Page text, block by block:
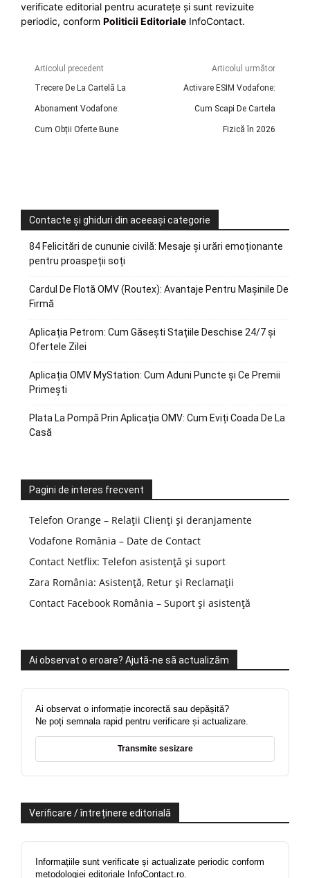
verificate editorial pentru acuratețe și sunt revizuite
periodic, conform Politicii Editoriale InfoContact.
Articolul precedent
Trecere De La Cartelă La
Abonament Vodafone:
Cum Obții Oferte Bune
Articolul următor
Activare ESIM Vodafone:
Cum Scapi De Cartela
Fizică în 2026
Contacte și ghiduri din aceeași categorie
84 Felicitări de cununie civilă: Mesaje și urări emoționante
pentru proaspeții soți
Cardul De Flotă OMV (Routex): Avantaje Pentru Mașinile De
Firmă
Aplicația Petrom: Cum Găsești Stațiile Deschise 24/7 și
Ofertele Zilei
Aplicația OMV MyStation: Cum Aduni Puncte și Ce Premii
Primești
Plata La Pompă Prin Aplicația OMV: Cum Eviți Coada De La
Casă
Pagini de interes frecvent
Telefon Orange – Relații Clienți și deranjamente
Vodafone România – Date de Contact
Contact Netflix: Telefon asistență și suport
Zara România: Asistență, Retur și Reclamații
Contact Facebook România – Suport și asistență
Ai observat o eroare? Ajută-ne să actualizăm
Ai observat o informație incorectă sau depășită?
Ne poți semnala rapid pentru verificare și actualizare.
Transmite sesizare
Verificare / întreținere editorială
Informațiile sunt verificate și actualizate periodic conform
metodologiei editoriale InfoContact.ro.